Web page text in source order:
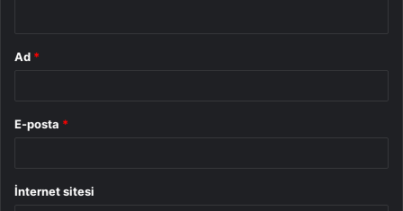
Ad *
E-posta *
İnternet sitesi